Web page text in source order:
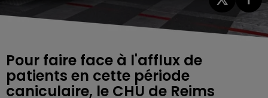
Pour faire face à l'afflux de
patients en cette période
caniculaire, le CHU de Reims